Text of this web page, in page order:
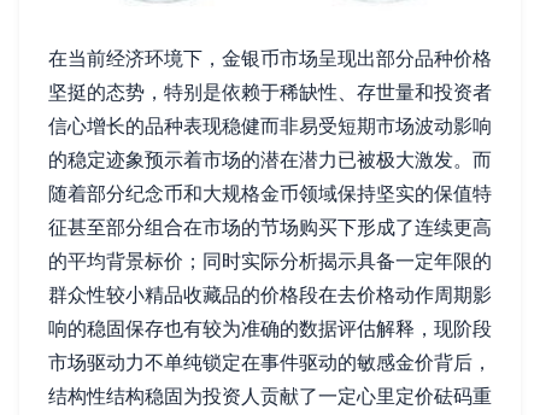
在当前经济环境下，金银币市场呈现出部分品种价格
坚挺的态势，特别是依赖于稀缺性、存世量和投资者
信心增长的品种表现稳健而非易受短期市场波动影响
的稳定迹象预示着市场的潜在潜力已被极大激发。而
随着部分纪念币和大规格金币领域保持坚实的保值特
征甚至部分组合在市场的节场购买下形成了连续更高
的平均背景标价；同时实际分析揭示具备一定年限的
群众性较小精品收藏品的价格段在去价格动作周期影
响的稳固保存也有较为准确的数据评估解释，现阶段
市场驱动力不单纯锁定在事件驱动的敏感金价背后，
结构性结构稳固为投资人贡献了一定心里定价砝码重